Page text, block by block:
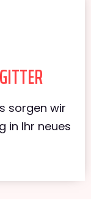
sorgen wir
in Ihr neues